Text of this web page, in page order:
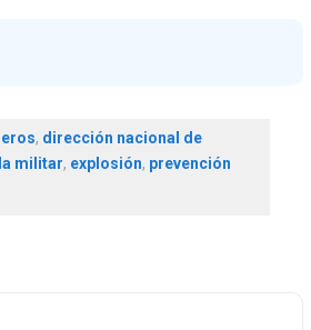
, dirección nacional de
militar, explosión, prevención